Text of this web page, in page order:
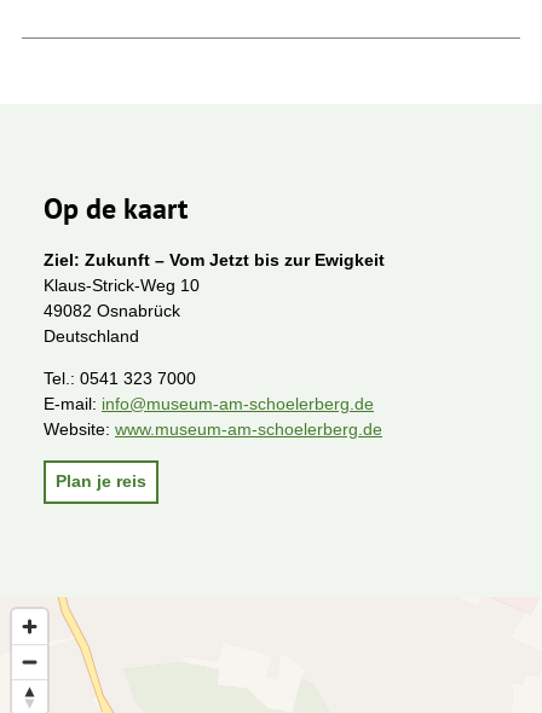
Op de kaart
Ziel: Zukunft – Vom Jetzt bis zur Ewigkeit
Klaus-Strick-Weg 10
49082 Osnabrück
Deutschland
Tel.: 0541 323 7000
E-mail: info@museum-am-schoelerberg.de
Website: www.museum-am-schoelerberg.de
Plan je reis